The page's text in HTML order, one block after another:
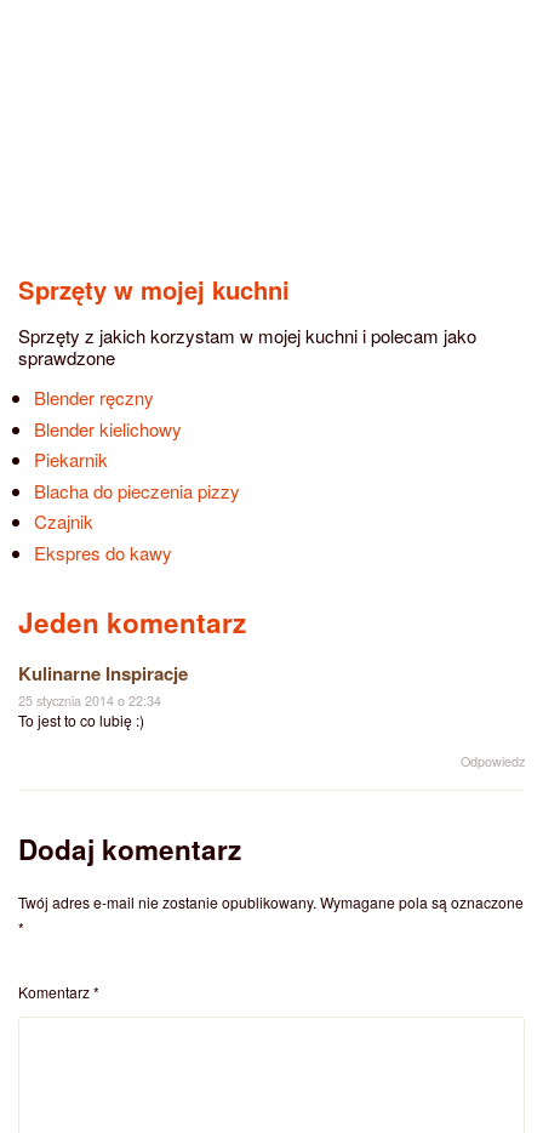
Sprzęty w mojej kuchni
Sprzęty z jakich korzystam w mojej kuchni i polecam jako
sprawdzone
Blender ręczny
Blender kielichowy
Piekarnik
Blacha do pieczenia pizzy
Czajnik
Ekspres do kawy
Jeden komentarz
Kulinarne Inspiracje
25 stycznia 2014 o 22:34
To jest to co lubię :)
Odpowiedz
Dodaj komentarz
Twój adres e-mail nie zostanie opublikowany. Wymagane pola są oznaczone
*
Komentarz*